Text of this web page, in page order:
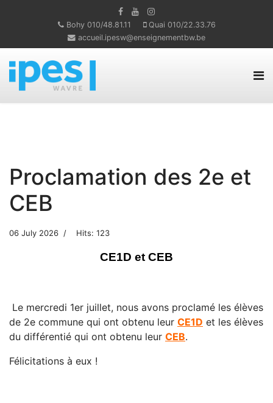
Bohy 010/48.81.11
Quai 010/22.33.76
accueil.ipesw@enseignementbw.be
Proclamation des 2e et
CEB
06 July 2026 Hits: 123
CE1D et CEB
Le mercredi 1er juillet, nous avons proclamé les élèves
de 2e commune qui ont obtenu leur CE1D et les élèves
du différentié qui ont obtenu leur CEB.
Félicitations à eux !